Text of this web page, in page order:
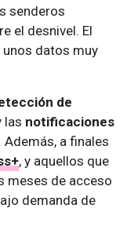
senderos
el desnivel. El
datos muy
de
las notificaciones
Además, a finales
, y aquellos que
meses de acceso
demanda de